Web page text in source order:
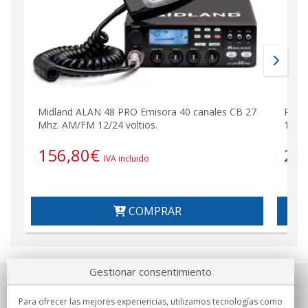
Midland ALAN 48 PRO Emisora 40 canales CB 27
Mhz. AM/FM 12/24 voltios.
156,80€ IVA incluido
COMPRAR
12/
Sobre nosotros
Gestionar consentimiento
Para ofrecer las mejores experiencias, utilizamos tecnologías como